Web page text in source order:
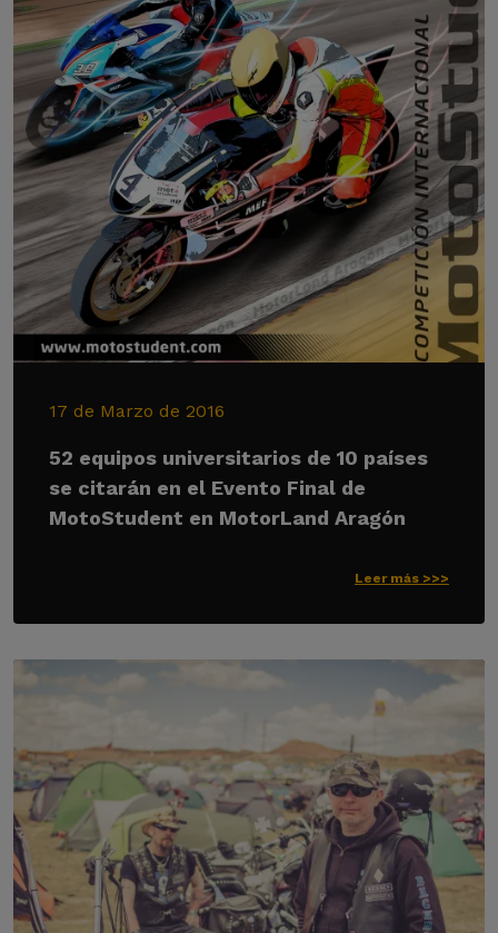
17 de Marzo de 2016
52 equipos universitarios de 10 países
se citarán en el Evento Final de
MotoStudent en MotorLand Aragón
Leer más >>>